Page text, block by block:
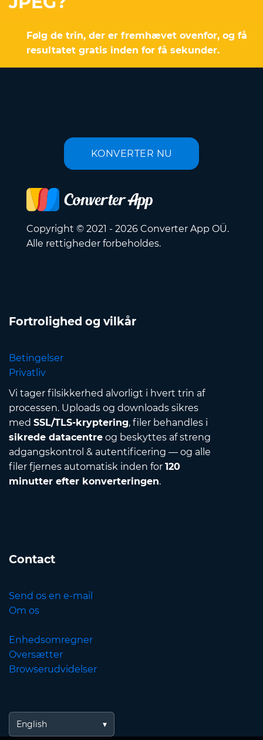
Følg de trin, der er fremhævet ovenfor, og få
resultatet gratis inden for få sekunder.
KONVERTER NU
Copyright © 2021 - 2026 Converter App OÜ.
Alle rettigheder forbeholdes.
Fortrolighed og vilkår
Betingelser
Privatliv
Vi tager filsikkerhed alvorligt i hvert trin af
processen. Uploads og downloads sikres
med SSL/TLS-kryptering, filer behandles i
sikrede datacentre og beskyttes af streng
adgangskontrol & autentificering — og alle
filer fjernes automatisk inden for 120
minutter efter konverteringen.
Contact
Send os en e-mail
Om os
Enhedsomregner
Oversætter
Browserudvidelser
English